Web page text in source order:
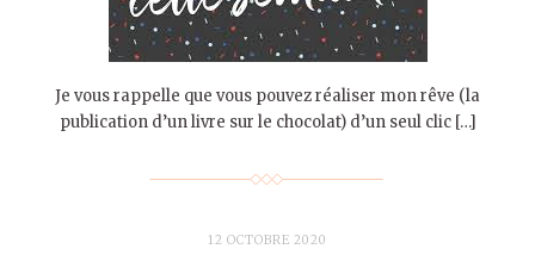
Je vous rappelle que vous pouvez réaliser mon rêve (la
publication d’un livre sur le chocolat) d’un seul clic […]
12 OCTOBRE 2020